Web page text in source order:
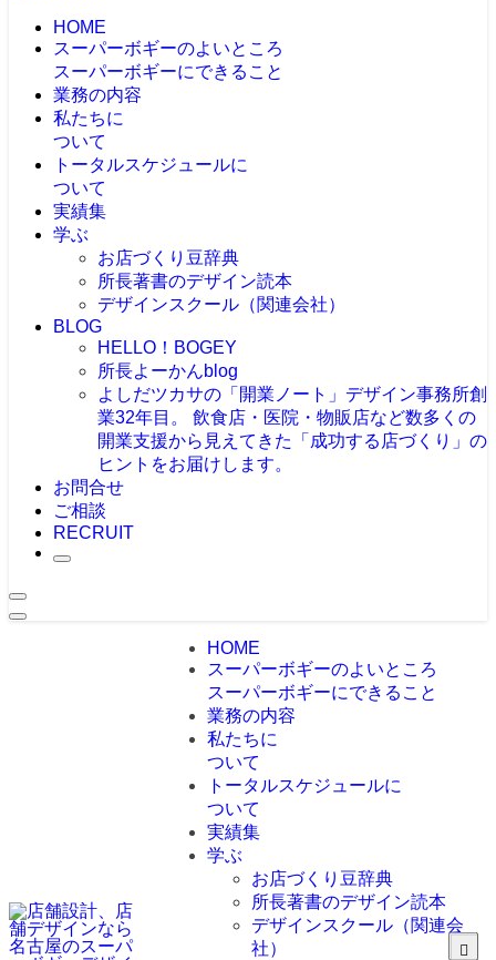
HOME
スーパーボギーのよいところ
スーパーボギーにできること
業務の内容
私たちに
ついて
トータルスケジュールに
ついて
実績集
学ぶ
お店づくり豆辞典
所長著書のデザイン読本
デザインスクール（関連会社）
BLOG
HELLO！BOGEY
所長よーかんblog
よしだツカサの「開業ノート」 デザイン事務所創
業32年目。 飲食店・医院・物販店など数多くの
開業支援から見えてきた「成功する店づくり」の
ヒントをお届けします。
お問合せ
ご相談
RECRUIT
HOME
スーパーボギーのよいところ
スーパーボギーにできること
業務の内容
私たちに
ついて
トータルスケジュールに
ついて
実績集
学ぶ
お店づくり豆辞典
所長著書のデザイン読本
デザインスクール（関連会
社）